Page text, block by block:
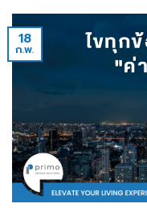
18
ก.พ.